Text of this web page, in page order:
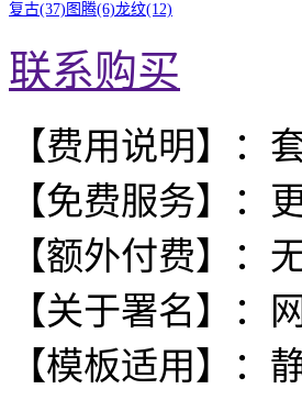
复古(37) 图腾(6)龙纹(12)
联系购买
【费用说明】：
【免费服务】：
【额外付费】：
【关于署名】：
【模板适用】：